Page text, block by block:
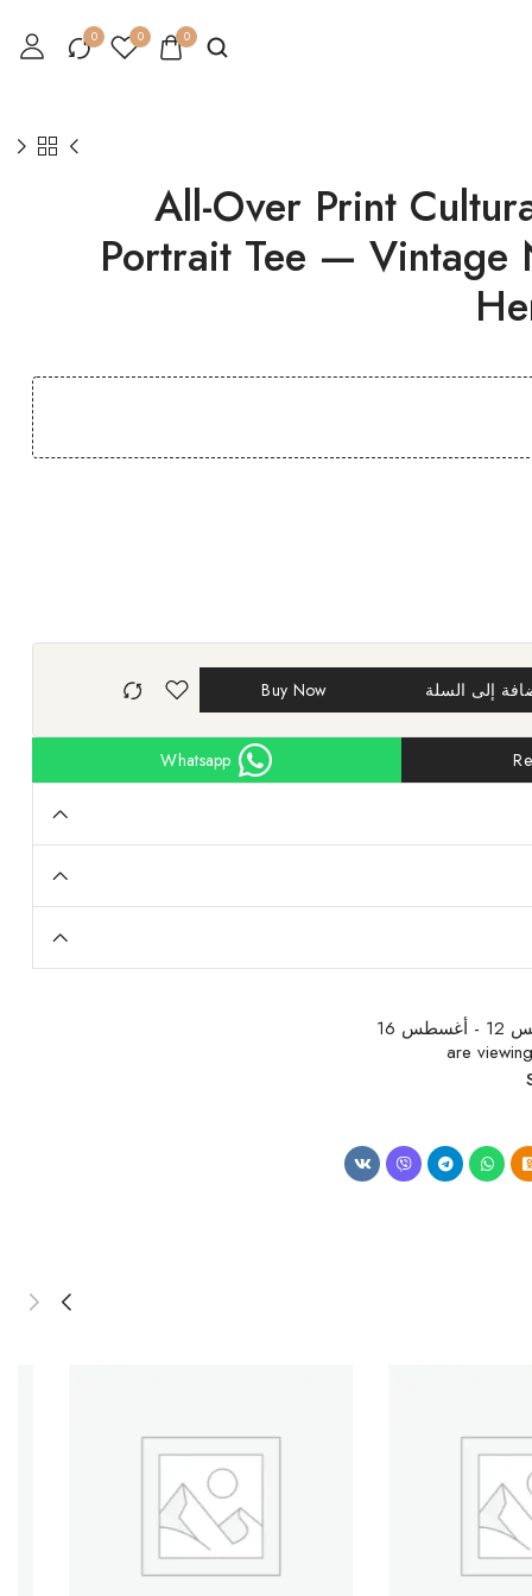
0
0
0
1986×2011 All-Over Print
Portrait Tee — Vintage
إلى السلة Buy Now
Whatsapp
16